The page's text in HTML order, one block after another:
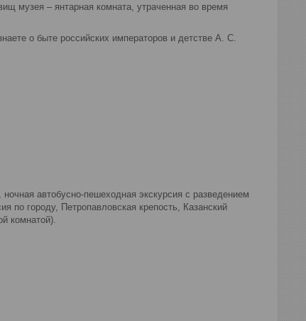
музея – янтарная комната, утраченная во время
о быте российских императоров и детстве А. С.
автобусно-пешеходная экскурсия с разведением
по городу, Петропавловская крепость, Казанский
комнатой).